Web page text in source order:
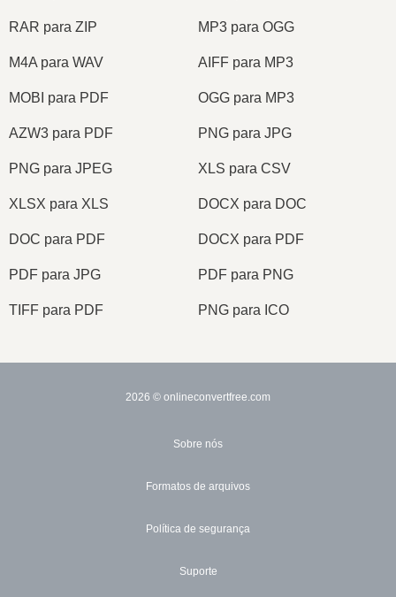
RAR para ZIP MP3 para OGG
M4A para WAV AIFF para MP3
MOBI para PDF OGG para MP3
AZW3 para PDF PNG para JPG
PNG para JPEG XLS para CSV
XLSX para XLS DOCX para DOC
DOC para PDF DOCX para PDF
PDF para JPG PDF para PNG
TIFF para PDF PNG para ICO
2026 © onlineconvertfree.com
Sobre nós
Formatos de arquivos
Política de segurança
Suporte